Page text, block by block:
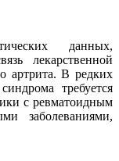
данных,
лекарственной
артрита. В редких
требуется
с ревматоидным
заболеваниями,